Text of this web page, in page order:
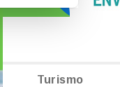
Turismo